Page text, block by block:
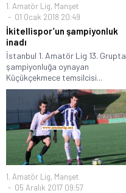
1. Amatör Lig, Manşet
01 Ocak 2018 20:49
İkitellispor’un şampiyonluk
inadı
İstanbul 1. Amatör Lig 13. Grupta
şampiyonluğa oynayan
Küçükçekmece temsilcisi...
1. Amatör Lig, Manşet
05 Aralık 2017 09:57